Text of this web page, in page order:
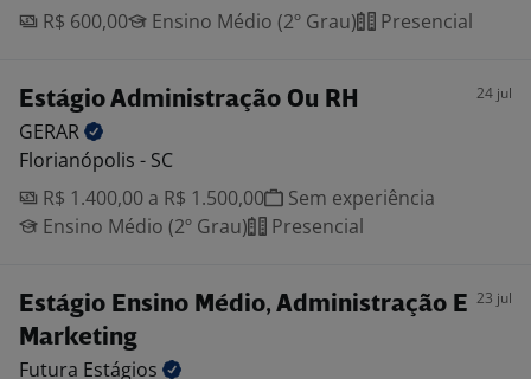
R$ 600,00
Ensino Médio (2º Grau) Presencial
Estágio Administração Ou RH 24 jul
GERAR
Florianópolis - SC
R$ 1.400,00 a R$ 1.500,00
Sem experiência
Ensino Médio (2º Grau)
Presencial
Estágio Ensino Médio, Administração E
Marketing
23 jul
Futura Estágios